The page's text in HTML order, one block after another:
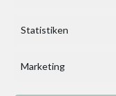
Statistiken
Marketing